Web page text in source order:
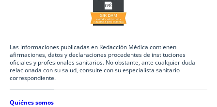
Las informaciones publicadas en Redacción Médica contienen
afirmaciones, datos y declaraciones procedentes de instituciones
oficiales y profesionales sanitarios. No obstante, ante cualquier duda
relacionada con su salud, consulte con su especialista sanitario
correspondiente.
Quiénes somos